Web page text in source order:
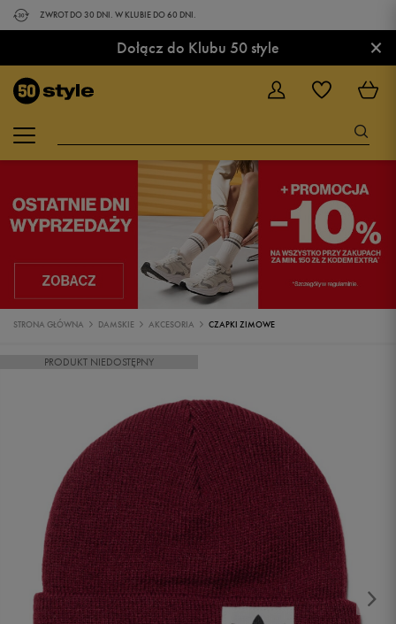
ZWROT DO 30 DNI. W KLUBIE DO 60 DNI.
Dołącz do Klubu 50 style ×
STRONA GŁÓWNA DAMSKIE AKCESORIA CZAPKI ZIMOWE
PRODUKT NIEDOSTĘPNY